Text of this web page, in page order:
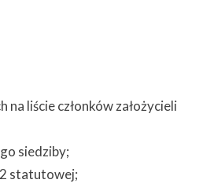
liście członków założycieli
siedziby;
statutowej;